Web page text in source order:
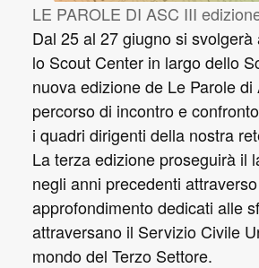
LE PAROLE DI ASC III
Dal 25 al 27 giugno si
lo Scout Center in largo dello
nuova edizione de Le Parole di
percorso di incontro e
i quadri dirigenti della nostra
La terza edizione proseguirà il
negli anni precedenti
approfondimento dedicati alle
attraversano il Servizio Civile
mondo del Terzo Settore.